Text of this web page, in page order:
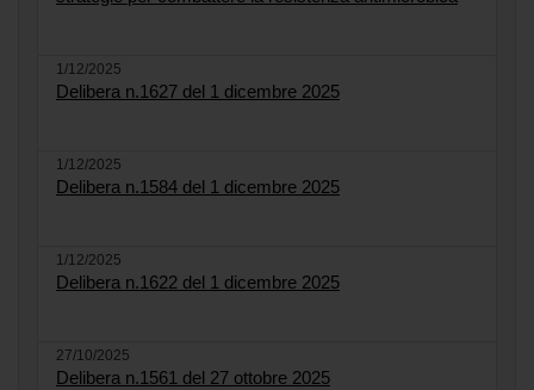
1/12/2025
Delibera n.1627 del 1 dicembre 2025
1/12/2025
Delibera n.1584 del 1 dicembre 2025
1/12/2025
Delibera n.1622 del 1 dicembre 2025
27/10/2025
Delibera n.1561 del 27 ottobre 2025